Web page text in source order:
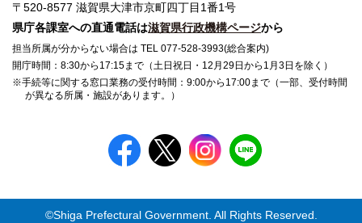
〒520-8577 滋賀県大津市京町四丁目1番1号
県庁各課室への直通電話は滋賀県行政機構ページから
担当所属が分からない場合は TEL 077-528-3993(総合案内)
開庁時間：8:30から17:15まで（土日祝日・12月29日から1月3日を除く）
※手続等に関する窓口業務の受付時間：9:00から17:00まで（一部、受付時間
が異なる所属・施設があります。）
©Shiga Prefectural Government. All Rights Reserved.